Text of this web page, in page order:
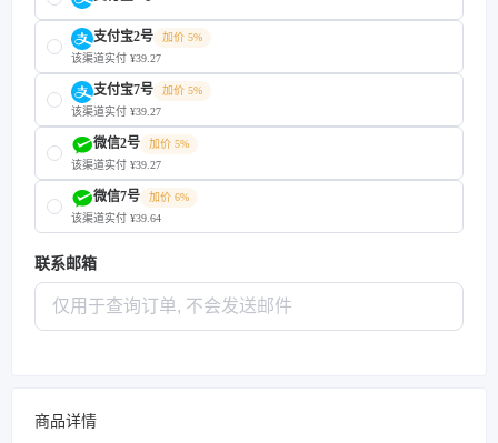
支付宝2号
加价 5%
该渠道实付 ¥39.27
支付宝7号
加价 5%
该渠道实付 ¥39.27
微信2号
加价 5%
该渠道实付 ¥39.27
微信7号
加价 6%
该渠道实付 ¥39.64
联系邮箱
商品详情